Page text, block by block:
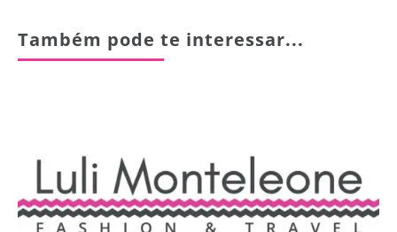
Também pode te interessar...